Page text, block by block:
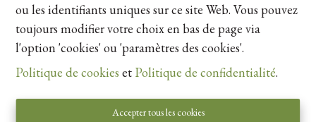
ou les identifiants uniques sur ce site Web. Vous pouvez
toujours modifier votre choix en bas de page via
l'option 'cookies' ou 'paramètres des cookies'.
Politique de cookies et Politique de confidentialité.
Accepter tous les cookies
Vue de la carte